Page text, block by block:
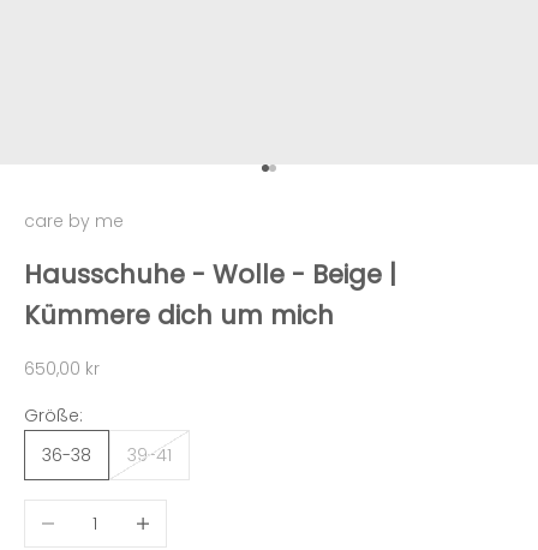
Gehe zu Element 1
Gehe zu Element 2
care by me
Hausschuhe - Wolle - Beige |
Kümmere dich um mich
Angebot
650,00 kr
Größe:
36-38
39-41
Anzahl verringernAnzahl erhöhen